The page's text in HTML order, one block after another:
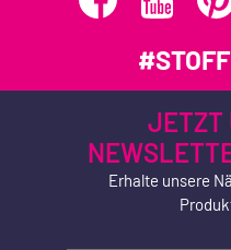
JETZT
Erhalte unsere